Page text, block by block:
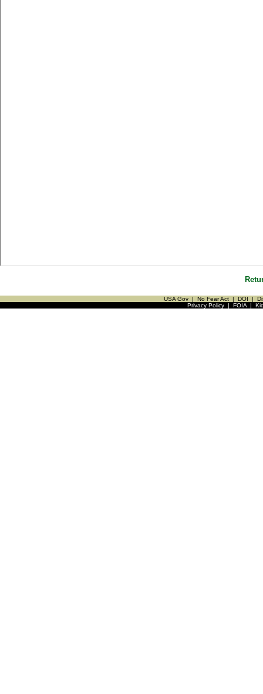
USA Gov | No Fear Act | DOI |
Privacy Policy| FOIA|